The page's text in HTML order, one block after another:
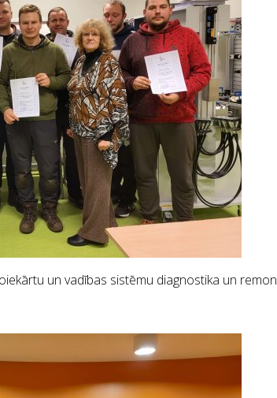
un vadības sistēmu diagnostika un